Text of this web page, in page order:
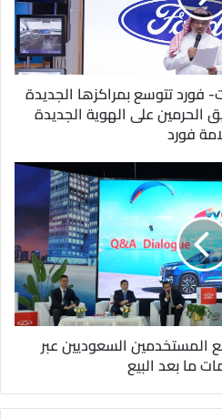
تتوسع بمراكزها الجديدة
الحرمين على الهوية الجديدة
فورد
المستخدمين السعوديين عبر
ما بعد البيع